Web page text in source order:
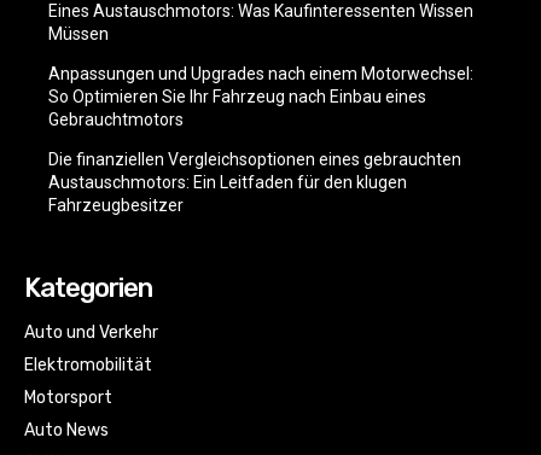
Eines Austauschmotors: Was Kaufinteressenten Wissen
Müssen
Anpassungen und Upgrades nach einem Motorwechsel:
So Optimieren Sie Ihr Fahrzeug nach Einbau eines
Gebrauchtmotors
Die finanziellen Vergleichsoptionen eines gebrauchten
Austauschmotors: Ein Leitfaden für den klugen
Fahrzeugbesitzer
Kategorien
Auto und Verkehr
Elektromobilität
Motorsport
Auto News